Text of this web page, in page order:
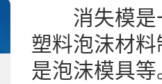
消失模是一
塑料泡沫材
是泡沫模具